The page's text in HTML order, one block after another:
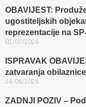
OBAVIJEST:
ugostiteljskih
reprezentacije na
02/07/2026
ISPRAVAK
zatvaranja obilaznice​
24/06/2026
ZADNJI POZIV –